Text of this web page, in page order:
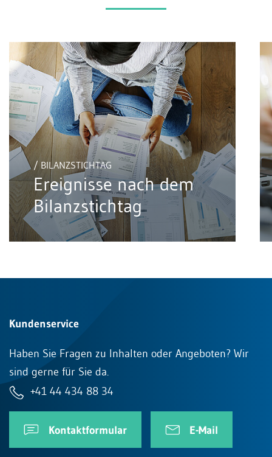
/ BILANZSTICHTAG
Ereignisse nach dem
Bilanzstichtag
Kundenservice
Haben Sie Fragen zu Inhalten oder Angeboten? Wir
sind gerne für Sie da.
+41 44 434 88 34
Kontaktformular E-Mail